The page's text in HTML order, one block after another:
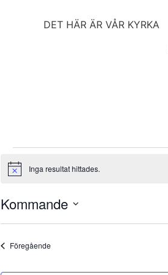
DET HÄR ÄR VÅR KYRKA
Evenemang
Notis Inga resultat hittades.
Kommande
Välj
FöregåendeEvenemang